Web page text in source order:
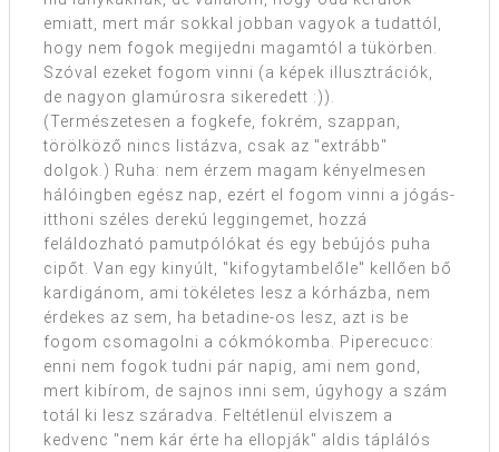
emiatt, mert már sokkal jobban vagyok a tudattól,
hogy nem fogok megijedni magamtól a tükörben.
Szóval ezeket fogom vinni (a képek illusztrációk,
de nagyon glamúrosra sikeredett :)).
(Természetesen a fogkefe, fokrém, szappan,
törölköző nincs listázva, csak az "extrább"
dolgok.) Ruha: nem érzem magam kényelmesen
hálóingben egész nap, ezért el fogom vinni a jógás-
itthoni széles derekú leggingemet, hozzá
feláldozható pamutpólókat és egy bebújós puha
cipőt. Van egy kinyúlt, "kifogytambelőle" kellően bő
kardigánom, ami tökéletes lesz a kórházba, nem
érdekes az sem, ha betadine-os lesz, azt is be
fogom csomagolni a cókmókomba. Piperecucc:
enni nem fogok tudni pár napig, ami nem gond,
mert kibírom, de sajnos inni sem, úgyhogy a szám
totál ki lesz száradva. Feltétlenül elviszem a
kedvenc "nem kár érte ha ellopják" aldis táplálós